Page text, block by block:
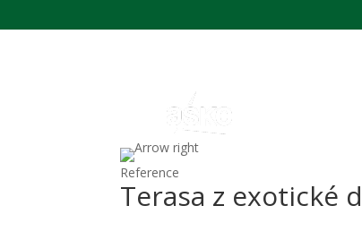
Reference
Terasa z exotické